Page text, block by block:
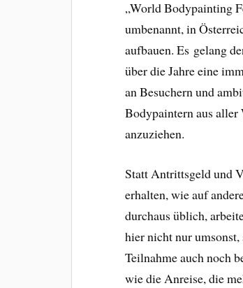
„World Bodypainting
umbenannt, in
aufbauen. Es gelang
über die Jahre eine
an Besuchern und
Bodypaintern aus aller
anzuziehen.
Statt Antrittsgeld und
erhalten, wie auf
durchaus üblich,
hier nicht nur umsonst,
Teilnahme auch noch
wie die Anreise, die